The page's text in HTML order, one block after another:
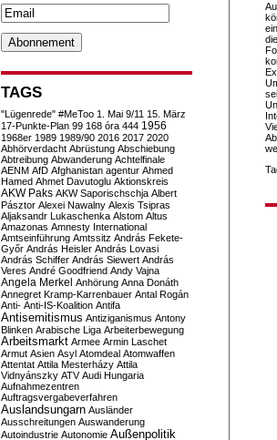
TAGS
"Lügenrede" #MeToo 1. Mai 9/11 15. März
17-Punkte-Plan 99 168 óra 444 1956
1968er 1989 1989/90 2016 2017 2020
Abhörverdacht Abrüstung Abschiebung
Abtreibung Abwanderung Achtelfinale
AENM AfD Afghanistan agentur Ahmed
Hamed Ahmet Davutoglu Aktionskreis
AKW Paks AKW Saporischschja Albert
Pásztor Alexei Nawalny Alexis Tsipras
Aljaksandr Lukaschenka Alstom Altus
Amazonas Amnesty International
Amtseinführung Amtssitz András Fekete-
Győr András Heisler András Lovasi
András Schiffer András Siewert András
Veres André Goodfriend Andy Vajna
Angela Merkel Anhörung Anna Donáth
Annegret Kramp-Karrenbauer Antal Rogán
Anti- Anti-IS-Koalition Antifa
Antisemitismus Antiziganismus Antony
Blinken Arabische Liga Arbeiterbewegung
Arbeitsmarkt Armee Armin Laschet
Armut Asien Asyl Atomdeal Atomwaffen
Attentat Attila Mesterházy Attila
Vidnyánszky ATV Audi Hungaria
Aufnahmezentren
Auftragsvergabeverfahren
Auslandsungarn Ausländer
Ausschreitungen Auswanderung
Autoindustrie Autonomie Außenpolitik